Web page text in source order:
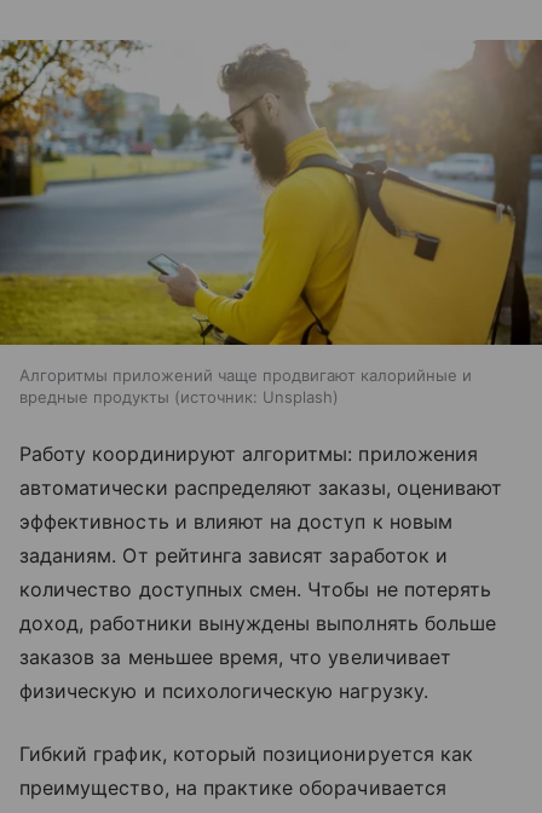
Алгоритмы приложений чаще продвигают калорийные и
вредные продукты
источник: Unsplash
Работу координируют алгоритмы: приложения
автоматически распределяют заказы, оценивают
эффективность и влияют на доступ к новым
заданиям. От рейтинга зависят заработок и
количество доступных смен. Чтобы не потерять
доход, работники вынуждены выполнять больше
заказов за меньшее время, что увеличивает
физическую и психологическую нагрузку.
Гибкий график, который позиционируется как
преимущество, на практике оборачивается